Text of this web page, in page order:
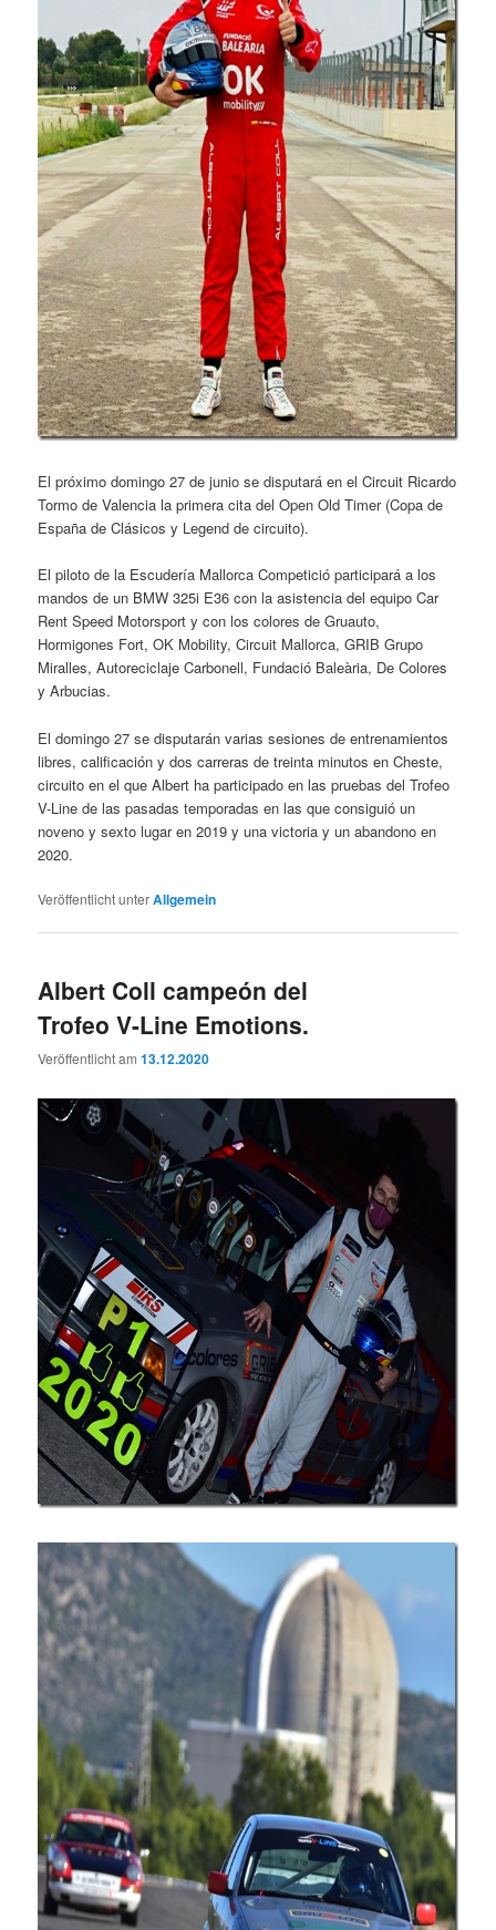
El próximo domingo 27 de junio se disputará en el Circuit Ricardo
Tormo de Valencia la primera cita del Open Old Timer (Copa de
España de Clásicos y Legend de circuito).
El piloto de la Escudería Mallorca Competició participará a los
mandos de un BMW 325i E36 con la asistencia del equipo Car
Rent Speed Motorsport y con los colores de Gruauto,
Hormigones Fort, OK Mobility, Circuit Mallorca, GRIB Grupo
Miralles, Autoreciclaje Carbonell, Fundació Baleària, De Colores
y Arbucias.
El domingo 27 se disputarán varias sesiones de entrenamientos
libres, calificación y dos carreras de treinta minutos en Cheste,
circuito en el que Albert ha participado en las pruebas del Trofeo
V-Line de las pasadas temporadas en las que consiguió un
noveno y sexto lugar en 2019 y una victoria y un abandono en
2020.
Veröffentlicht unterAllgemein
Albert Coll campeón del
Trofeo V-Line Emotions.
Veröffentlicht am13.12.2020